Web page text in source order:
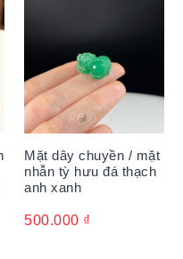
Mặt dây chuyền / mặt
nhẫn tỳ hưu đá thạch
anh xanh
500.000 ₫